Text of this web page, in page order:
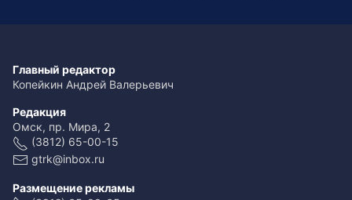
Главный редактор
Копейкин Андрей Валерьевич
Редакция
Омск, пр. Мира, 2
(3812) 65-00-15
gtrk@inbox.ru
Размещение рекламы